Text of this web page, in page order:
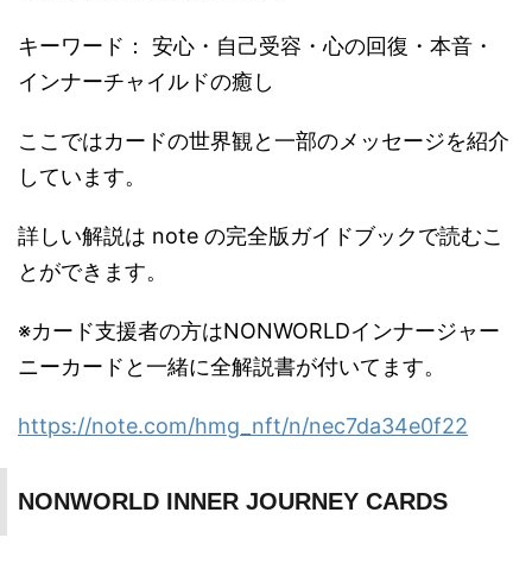
キーワード： 安心・自己受容・心の回復・本音・
インナーチャイルドの癒し
ここではカードの世界観と一部のメッセージを紹介
しています。
詳しい解説は note の完全版ガイドブックで読むこ
とができます。
※カード支援者の方はNONWORLDインナージャー
ニーカードと一緒に全解説書が付いてます。
https://note.com/hmg_nft/n/nec7da34e0f22
NONWORLD INNER JOURNEY CARDS